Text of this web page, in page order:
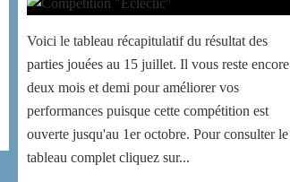
Voici le tableau récapitulatif du résultat des
parties jouées au 15 juillet. Il vous reste encore
deux mois et demi pour améliorer vos
performances puisque cette compétition est
ouverte jusqu'au 1er octobre. Pour consulter le
tableau complet cliquez sur...